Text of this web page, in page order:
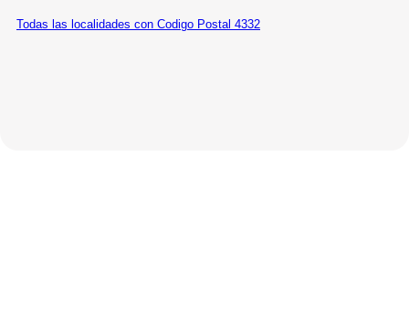
Todas las localidades con Codigo Postal 4332